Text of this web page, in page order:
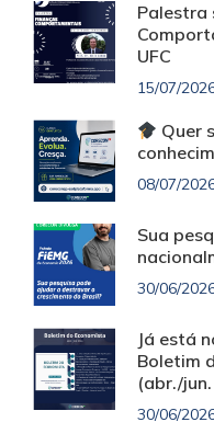
Palestra
UFC
15/07/
Quer
08/07/
Sua
30/06/
Já está
Boletim
(abr./
30/06/